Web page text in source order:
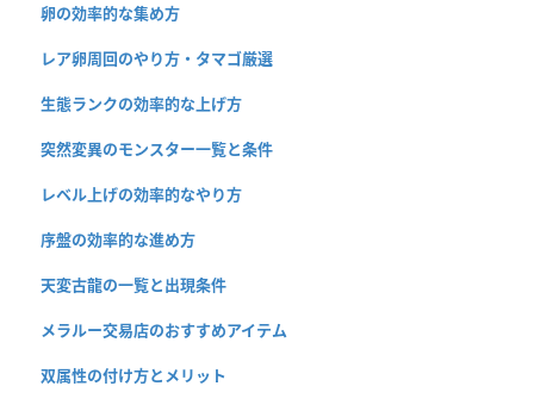
卵の効率的な集め方
レア卵周回のやり方・タマゴ厳選
生態ランクの効率的な上げ方
突然変異のモンスター一覧と条件
レベル上げの効率的なやり方
序盤の効率的な進め方
天変古龍の一覧と出現条件
メラルー交易店のおすすめアイテム
双属性の付け方とメリット